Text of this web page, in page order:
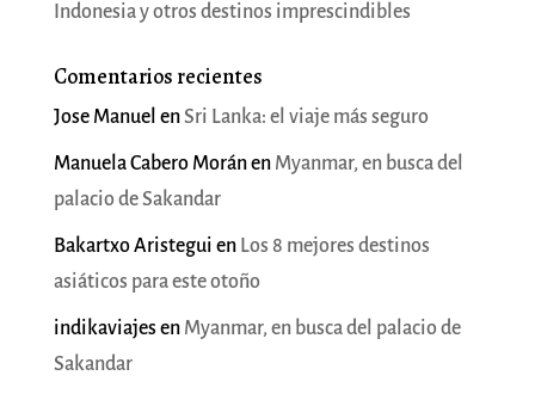
Indonesia y otros destinos imprescindibles
Comentarios recientes
Jose Manuel enSri Lanka: el viaje más seguro
Manuela Cabero Moránen Myanmar, en busca del
palacio de Sakandar
Bakartxo Aristegui en Los 8 mejores destinos
asiáticos para este otoño
indikaviajes en Myanmar, en busca del palacio de
Sakandar